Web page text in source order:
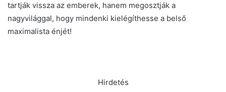
tartják vissza az emberek, hanem megosztják a
nagyvilággal, hogy mindenki kielégíthesse a belső
maximalista énjét!
Hirdetés